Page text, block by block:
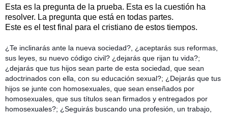
Esta es la pregunta de la prueba. Esta es la cuestión ha
resolver. La pregunta que está en todas partes.
Este es el test final para el cristiano de estos tiempos.
¿Te inclinarás ante la nueva sociedad?, ¿aceptarás sus reformas,
sus leyes, su nuevo código civil? ¿dejarás que rijan tu vida?;
¿dejarás que tus hijos sean parte de esta sociedad, que sean
adoctrinados con ella, con su educación sexual?; ¿Dejarás que tus
hijos se junte con homosexuales, que sean enseñados por
homosexuales, que sus títulos sean firmados y entregados por
homosexuales?; ¿Seguirás buscando una profesión, un trabajo,